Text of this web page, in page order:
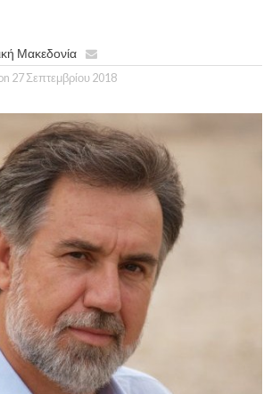
Μακεδονία
27 Σεπτεμβρίου 2018